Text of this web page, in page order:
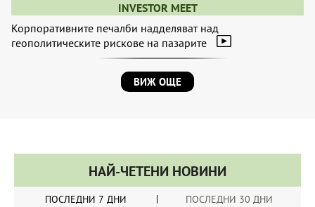
INVESTOR MEET
Корпоративните печалби надделяват над
геополитическите рискове на пазарите
ВИЖ ОЩЕ
НАЙ-ЧЕТЕНИ НОВИНИ
ПОСЛЕДНИ 7 ДНИ ПОСЛЕДНИ 30 ДНИ